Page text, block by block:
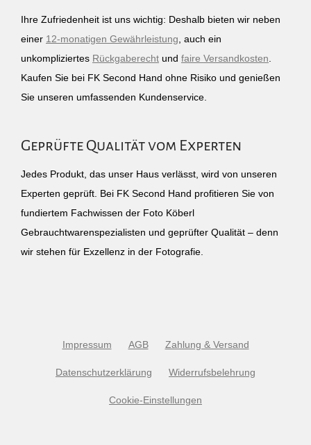
Ihre Zufriedenheit ist uns wichtig: Deshalb bieten wir neben
einer 12-monatigen Gewährleistung , auch ein
unkompliziertes Rückgaberecht und faire Versandkosten
Kaufen Sie bei FK Second Hand ohne Risiko und genießen
Sie unseren umfassenden Kundenservice.
Geprüfte Qualität vom Experten
Jedes Produkt, das unser Haus verlässt, wird von unseren
Experten geprüft. Bei FK Second Hand profitieren Sie von
fundiertem Fachwissen der Foto Köberl
Gebrauchtwarenspezialisten und geprüfter Qualität – denn
wir stehen für Exzellenz in der Fotografie.
Impressum AGB Zahlung & Versand
Datenschutzerklärung Widerrufsbelehrung
Cookie-Einstellungen